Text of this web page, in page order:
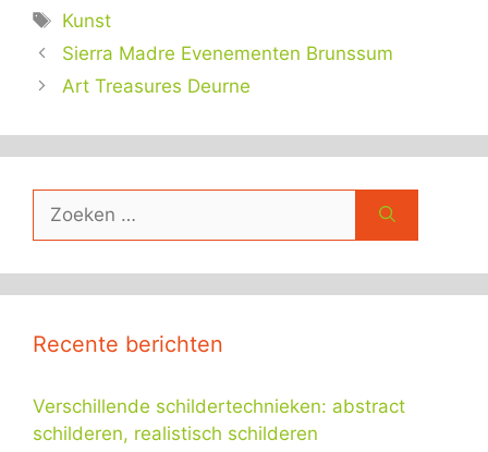
Tags
Kunst
Sierra Madre Evenementen Brunssum
Art Treasures Deurne
naar:
Recente berichten
Verschillende schildertechnieken: abstract
schilderen, realistisch schilderen